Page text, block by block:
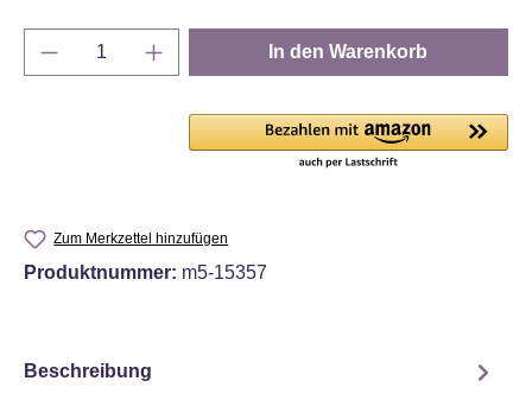
Produkt Anzahl: Gib den gewünschten
In den Warenkorb
Zum Merkzettel hinzufügen
Produktnummer: m5-15357
Beschreibung